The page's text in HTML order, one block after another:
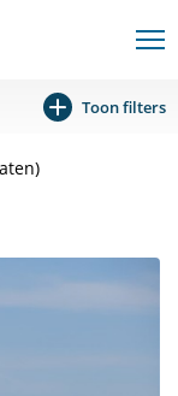
Toon filters